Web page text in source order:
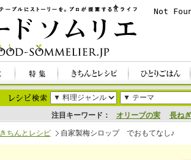
注目キーワード： オリーブの実 長ねぎ
きちんとレシピ 自家製梅シロップ でおもてなし♪